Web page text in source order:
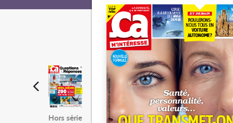
Hors série